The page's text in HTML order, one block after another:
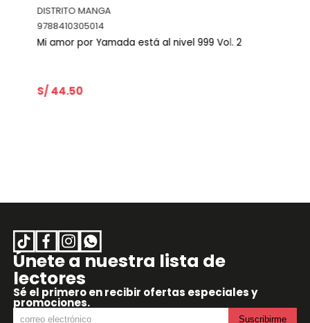
DISTRITO MANGA
9788410305014
Mi amor por Yamada está al nivel 999 Vol. 2
S/ 44.50
Únete a nuestra lista de
lectores
Sé el primero en recibir ofertas especiales y
promociones.
Suscribirme